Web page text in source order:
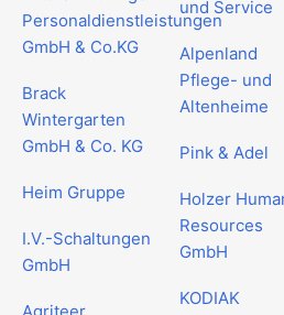
Personaldienstleistungen
GmbH & Co.KG
Brack
Wintergarten
GmbH & Co. KG
Heim Gruppe
I.V.-Schaltungen
GmbH
und Service
Alpenland
Pflege- und
Altenheime
Pink & Adel
Holzer
Resources
GmbH
KODIAK